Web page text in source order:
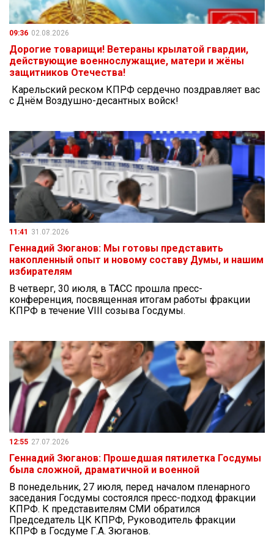
09:36 02.08.2026
Дорогие товарищи! Ветераны крылатой гвардии,
действующие военнослужащие, матери и жёны
защитников Отечества!
Карельский реском КПРФ сердечно поздравляет вас
с Днём Воздушно-десантных войск!
11:41 31.07.2026
Геннадий Зюганов: Мы готовы представить
накопленный опыт и новому составу Думы, и нашим
избирателям
В четверг, 30 июля, в ТАСС прошла пресс-
конференция, посвященная итогам работы фракции
КПРФ в течение VIII созыва Госдумы.
12:55 27.07.2026
Геннадий Зюганов: Прошедшая пятилетка Госдумы
была сложной, драматичной и военной
В понедельник, 27 июля, перед началом пленарного
заседания Госдумы состоялся пресс-подход фракции
КПРФ. К представителям СМИ обратился
Председатель ЦК КПРФ, Руководитель фракции
КПРФ в Госдуме Г.А. Зюганов.